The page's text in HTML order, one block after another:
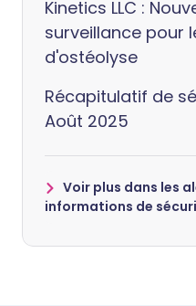
Kinetics LLC :
surveillance pour
d'ostéolyse
Récapitulatif de
Août 2025
Voir plus dans les
informations de